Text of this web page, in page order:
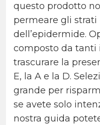
questo prodotto
permeare gli strati
dell’epidermide.
composto da tanti
trascurare la
E, la A e la D.
grande per
se avete solo
nostra guida